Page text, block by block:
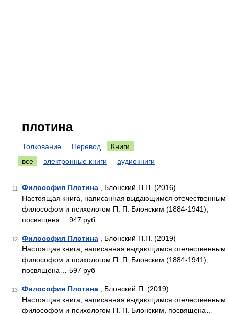
плотина
Толкование Перевод
Книги
все
электронные книги аудиокниги
11 Философия Плотина , Блонский П.П. (2016)
Настоящая книга, написанная выдающимся отечественным
философом и психологом П. П. Блонским (1884-1941),
посвящена… 947 руб
12 Философия Плотина , Блонский П.П. (2019)
Настоящая книга, написанная выдающимся отечественным
философом и психологом П. П. Блонским (1884-1941),
посвящена… 597 руб
13 Философия Плотина , Блонский П. (2019)
Настоящая книга, написанная выдающимся отечественным
философом и психологом П. П. Блонским, посвящена…